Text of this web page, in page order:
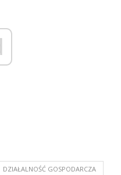
DZIAŁALNOŚĆ GOSPODARCZA